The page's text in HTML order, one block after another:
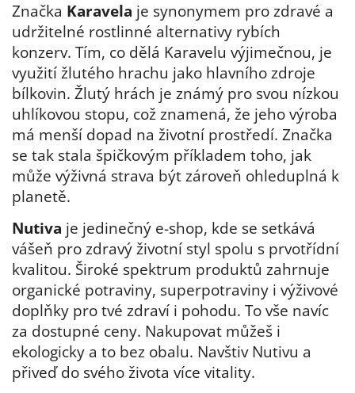
Značka Karavela je synonymem pro zdravé a
udržitelné rostlinné alternativy rybích
konzerv. Tím, co dělá Karavelu výjimečnou, je
využití žlutého hrachu jako hlavního zdroje
bílkovin. Žlutý hrách je známý pro svou nízkou
uhlíkovou stopu, což znamená, že jeho výroba
má menší dopad na životní prostředí. Značka
se tak stala špičkovým příkladem toho, jak
může výživná strava být zároveň ohleduplná k
planetě.
Nutiva je jedinečný e-shop, kde se setkává
vášeň pro zdravý životní styl spolu s prvotřídní
kvalitou. Široké spektrum produktů zahrnuje
organické potraviny, superpotraviny i výživové
doplňky pro tvé zdraví i pohodu. To vše navíc
za dostupné ceny. Nakupovat můžeš i
ekologicky a to bez obalu. Navštiv Nutivu a
přiveď do svého života více vitality.